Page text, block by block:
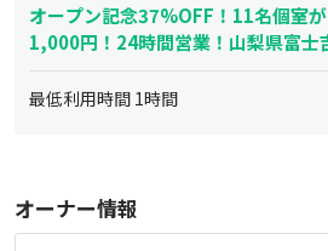
オープン記念37%OFF！11名個室
1,000円！24時間営業！山梨県富士
に所在し、都心から1時間30分とア
良好！
最低利用時間 1時間
オーナー情報